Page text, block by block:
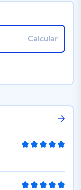
Calcular